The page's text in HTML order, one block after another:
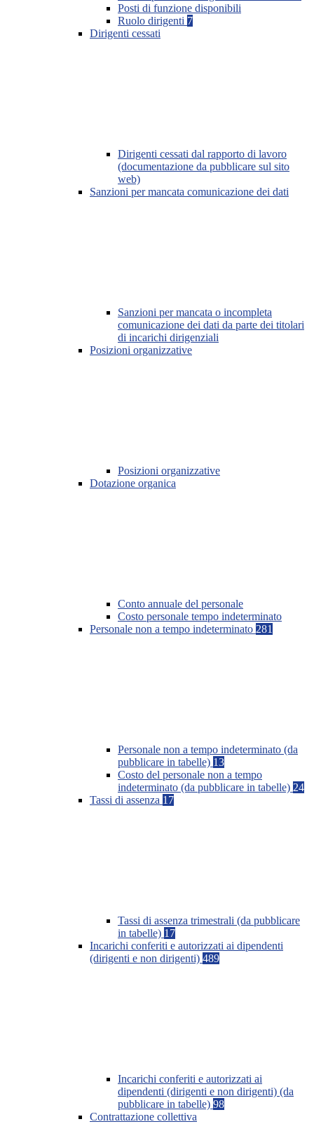
Posti di funzione disponibili
Ruolo dirigenti 7
Dirigenti cessati
Dirigenti cessati dal rapporto di lavoro
(documentazione da pubblicare sul sito
web)
Sanzioni per mancata comunicazione dei dati
Sanzioni per mancata o incompleta
comunicazione dei dati da parte dei titolari
di incarichi dirigenziali
Posizioni organizzative
Posizioni organizzative
Dotazione organica
Conto annuale del personale
Costo personale tempo indeterminato
Personale non a tempo indeterminato 281
Personale non a tempo indeterminato (da
pubblicare in tabelle) 13
Costo del personale non a tempo
indeterminato (da pubblicare in tabelle) 24
Tassi di assenza 17
Tassi di assenza trimestrali (da pubblicare
in tabelle) 17
Incarichi conferiti e autorizzati ai dipendenti
(dirigenti e non dirigenti) 489
Incarichi conferiti e autorizzati ai
dipendenti (dirigenti e non dirigenti) (da
pubblicare in tabelle) 98
Contrattazione collettiva